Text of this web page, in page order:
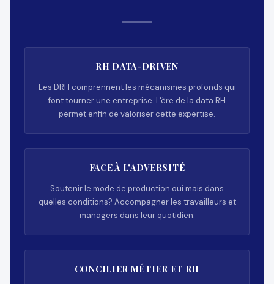
RH DATA-DRIVEN
Les DRH comprennent les mécanismes profonds qui
font tourner une entreprise. L'ère de la data RH
permet enfin de valoriser cette expertise.
FACE À L'ADVERSITÉ
Soutenir le mode de production oui mais dans
quelles conditions? Accompagner les travailleurs et
managers dans leur quotidien.
CONCILIER MÉTIER ET RH